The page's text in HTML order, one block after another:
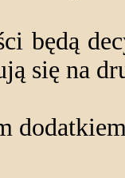
będą
się na